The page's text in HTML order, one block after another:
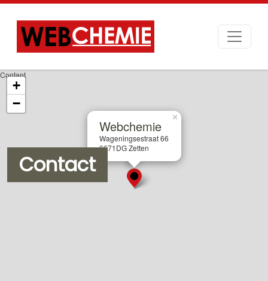
Contact
Contant
Webchemie
Wageningsestraat 66
6671DG Zetten
×
+
−